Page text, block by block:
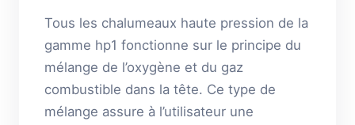
Tous les chalumeaux haute pression de la
gamme hp1 fonctionne sur le principe du
mélange de l’oxygène et du gaz
combustible dans la tête. Ce type de
mélange assure à l’utilisateur une